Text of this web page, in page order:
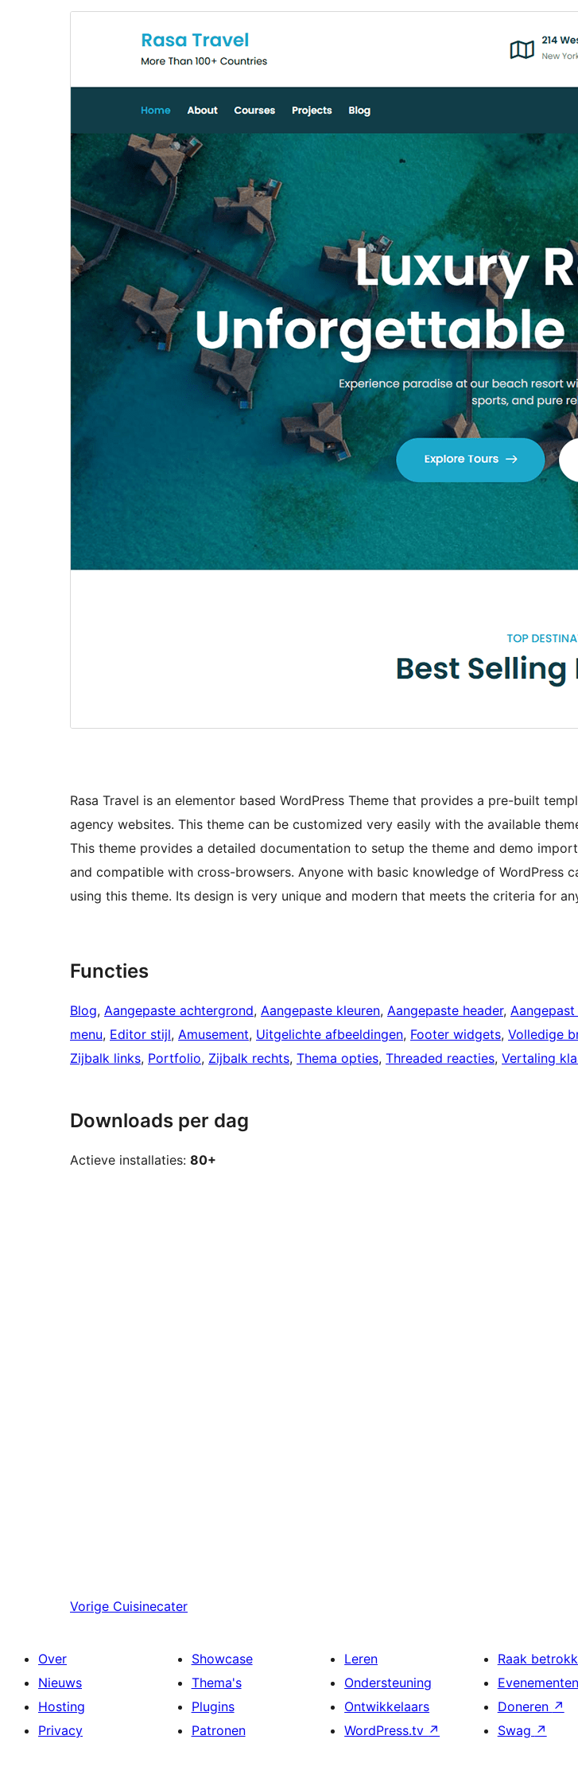
Rasa Travel is an elementor based WordPress Theme that provides a pre-built
agency websites. This theme can be customized very easily with the available
This theme provides a detailed documentation to setup the theme and demo
and compatible with cross-browsers. Anyone with basic knowledge of WordPress
using this theme. Its design is very unique and modern that meets the criteria for
Functies
Blog, Aangepaste achtergrond, Aangepaste kleuren, Aangepaste header,
menu, Editor stijl, Amusement, Uitgelichte afbeeldingen, Footer widgets, Volledige
Zijbalk links, Portfolio, Zijbalk rechts, Thema opties, Threaded reacties, Vertaling
Downloads per dag
Actieve installaties: 80+
Vorige Cuisinecater
Over
Nieuws
Hosting
Privacy
Showcase
Thema's
Plugins
Patronen
Leren
Ondersteuning
Ontwikkelaars
WordPress.tv ↗
Raak
Evenementen
Doneren ↗
Swag ↗